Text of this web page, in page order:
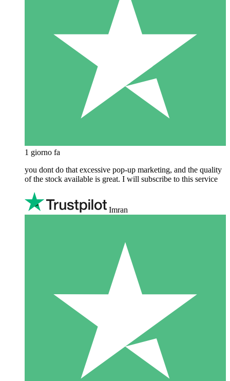
1 giorno fa
you dont do that excessive pop-up marketing, and the quality
of the stock available is great. I will subscribe to this service
Imran